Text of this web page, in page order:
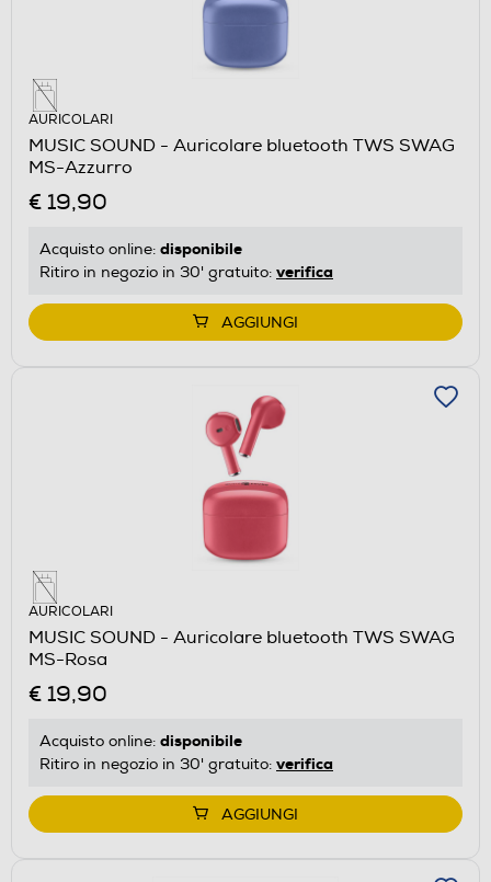
AURICOLARI
MUSIC SOUND - Auricolare bluetooth TWS SWAG
MS-Azzurro
€ 19,90
Acquisto online: disponibile
Ritiro in negozio in 30' gratuito: verifica
AGGIUNGI
AURICOLARI
MUSIC SOUND - Auricolare bluetooth TWS SWAG
MS-Rosa
€ 19,90
Acquisto online: disponibile
Ritiro in negozio in 30' gratuito: verifica
AGGIUNGI